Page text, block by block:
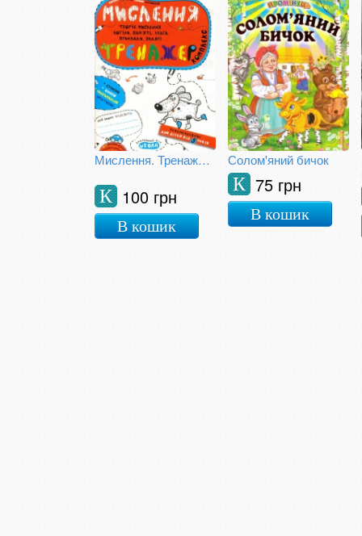
Мислення. Тренажер. Комплекс
100 грн
К
В кошик
Солом'яний бичок
75 грн
К
В кошик